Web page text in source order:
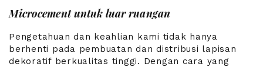
Microcement untuk luar ruangan
Pengetahuan dan keahlian kami tidak hanya
berhenti pada pembuatan dan distribusi lapisan
dekoratif berkualitas tinggi. Dengan cara yang